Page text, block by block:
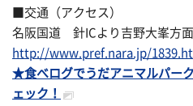
■交通（アクセス）
名阪国道 針ICより吉野大峯方
http://www.pref.nara.jp/
★食べログでうだアニマルパー
ェック！